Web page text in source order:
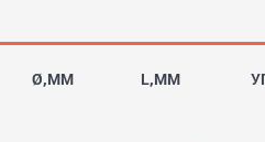
Ø,MM L,MM